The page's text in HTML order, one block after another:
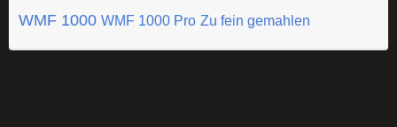
WMF 1000 WMF 1000 Pro Zu fein gemahlen